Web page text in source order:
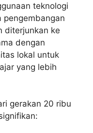
teknologi
pengembangan
diterjunkan ke
dengan
lokal untuk
yang lebih
gerakan 20 ribu